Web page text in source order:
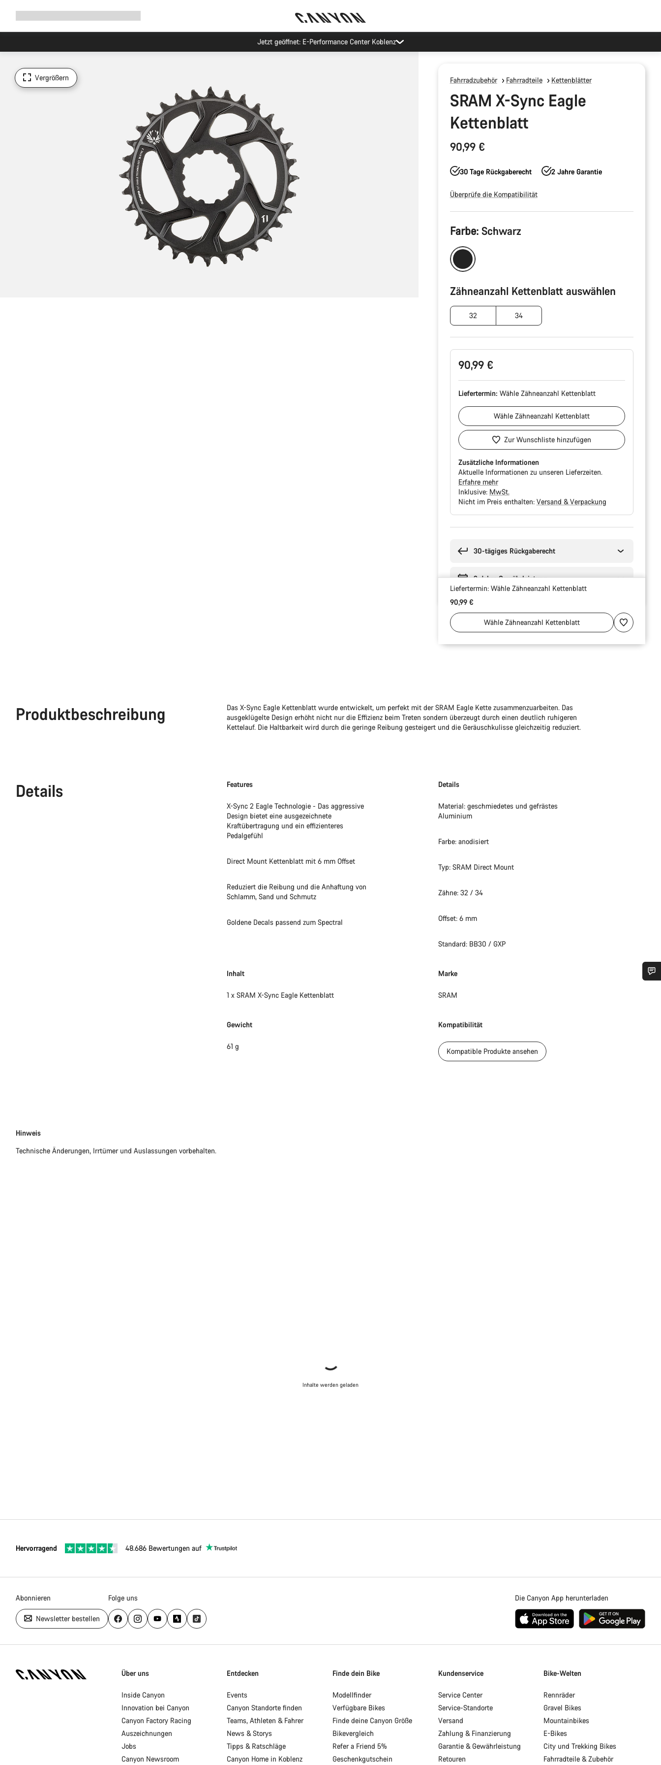
Jetzt geöffnet: E-Performance Center Koblenz
Vergrößern Fahrradzubehör Fahrradteile Kettenblätter
SRAM X-Sync Eagle​​
Kettenblatt
90,99 €
30 Tage Rückgaberecht 2 Jahre Garantie
Überprüfe die Kompatibilität
Produktkonfiguration
Farbe: Schwarz
Zähneanzahl Kettenblatt auswählen
32 34
90,99 €
Liefertermin: Wähle Zähneanzahl Kettenblatt
Wähle Zähneanzahl Kettenblatt
Zur Wunschliste hinzufügen
Zusätzliche Informationen
Aktuelle Informationen zu unseren Lieferzeiten.
Erfahre mehr
Inklusive: MwSt.
Nicht im Preis enthalten: Versand & Verpackung
30-tägiges Rückgaberecht
2 Jahre Gewährleistung
Liefertermin: Wähle Zähneanzahl Kettenblatt
90,99 €
Wähle Zähneanzahl Kettenblatt
Produktbeschreibung
Das X-Sync Eagle Kettenblatt wurde entwickelt, um perfekt mit der SRAM Eagle Kette zusammenzuarbeiten. Das
ausgeklügelte Design erhöht nicht nur die Effizienz beim Treten sondern überzeugt durch einen deutlich ruhigeren
Kettelauf. Die Haltbarkeit wird durch die geringe Reibung gesteigert und die Geräuschkulisse gleichzeitig reduziert.
Details Features
X-Sync 2 Eagle Technologie - Das aggressive
Design bietet eine ausgezeichnete
Kraftübertragung und ein effizienteres
Pedalgefühl
Direct Mount Kettenblatt mit 6 mm Offset
Reduziert die Reibung und die Anhaftung von
Schlamm, Sand und Schmutz
Goldene Decals passend zum Spectral
Details
Material: geschmiedetes und gefrästes
Aluminium
Farbe: anodisiert
Typ: SRAM Direct Mount
Zähne: 32 / 34
Offset: 6 mm
Standard: BB30 / GXP
Inhalt
1 x SRAM X-Sync Eagle Kettenblatt
Marke
SRAM
Gewicht
61 g
Kompatibilität
Kompatible Produkte ansehen
Disclaimer
Hinweis
Technische Änderungen, Irrtümer und Auslassungen vorbehalten.
Inhalte werden geladen
Hervorragend 48.686 Bewertungen auf
Abonnieren
Newsletter bestellen
Folge uns Die Canyon App herunterladen
Homepage
Über uns
Inside Canyon
Innovation bei Canyon
Canyon Factory Racing
Auszeichnungen
Jobs
Canyon Newsroom
Entdecken
Events
Canyon Standorte finden
Teams, Athleten & Fahrer
News & Storys
Tipps & Ratschläge
Canyon Home in Koblenz
Finde dein Bike
Modellfinder
Verfügbare Bikes
Finde deine Canyon Größe
Bikevergleich
Refer a Friend 5%
Geschenkgutschein
Kundenservice
Service Center
Service-Standorte
Versand
Zahlung & Finanzierung
Garantie & Gewährleistung
Retouren
Bike-Welten
Rennräder
Gravel Bikes
Mountainbikes
E-Bikes
City und Trekking Bikes
Fahrradteile & Zubehör
Chat starten